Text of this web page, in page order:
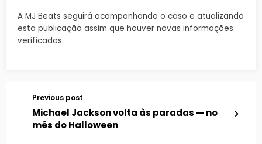
A MJ Beats seguirá acompanhando o caso e atualizando
esta publicação assim que houver novas informações
verificadas.
Previous post
Michael Jackson volta às paradas — no
mês do Halloween